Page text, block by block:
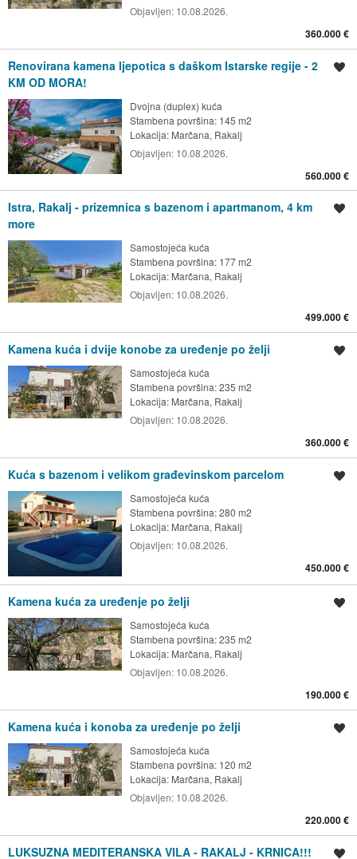
Objavljen: 10.08.2026.
360.000 €
Renovirana kamena ljepotica s daškom Istarske regije - 2
KM OD MORA!
Dvojna (duplex) kuća
Stambena površina: 145 m2
Lokacija: Marčana, Rakalj
Objavljen: 10.08.2026.
560.000 €
Istra, Rakalj - prizemnica s bazenom i apartmanom, 4 km
more
Samostojeća kuća
Stambena površina: 177 m2
Lokacija: Marčana, Rakalj
Objavljen: 10.08.2026.
499.000 €
Kamena kuća i dvije konobe za uređenje po želji
Samostojeća kuća
Stambena površina: 235 m2
Lokacija: Marčana, Rakalj
Objavljen: 10.08.2026.
360.000 €
Kuća s bazenom i velikom građevinskom parcelom
Samostojeća kuća
Stambena površina: 280 m2
Lokacija: Marčana, Rakalj
Objavljen: 10.08.2026.
450.000 €
Kamena kuća za uređenje po želji
Samostojeća kuća
Stambena površina: 235 m2
Lokacija: Marčana, Rakalj
Objavljen: 10.08.2026.
190.000 €
Kamena kuća i konoba za uređenje po želji
Samostojeća kuća
Stambena površina: 120 m2
Lokacija: Marčana, Rakalj
Objavljen: 10.08.2026.
220.000 €
LUKSUZNA MEDITERANSKA VILA - RAKALJ - KRNICA!!!